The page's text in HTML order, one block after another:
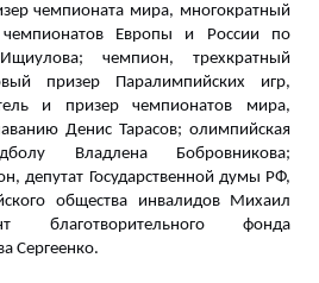
чемпионата мира, многократный
Европы и России по
чемпион, трехкратный
призер Паралимпийских игр,
и призер чемпионатов мира,
Денис Тарасов; олимпийская
Владлена Бобровникова;
депутат Государственной думы РФ,
общества инвалидов Михаил
благотворительного фонда
Сергеенко.